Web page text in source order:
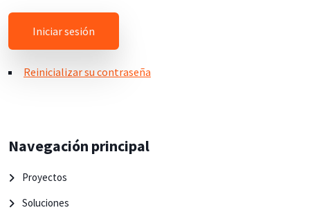
Reinicializar su contraseña
Navegación principal
Proyectos
Soluciones